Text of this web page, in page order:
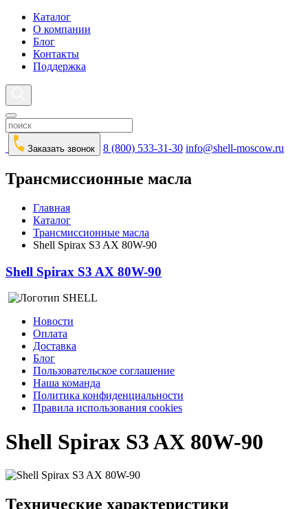
Каталог
О компании
Блог
Контакты
Поддержка
Заказать звонок 8 (800) 533-31-30 info@shell-moscow.ru
Трансмиссионные масла
Главная
Каталог
Трансмиссионные масла
Shell Spirax S3 AX 80W-90
Shell Spirax S3 AX 80W-90
Новости
Оплата
Доставка
Блог
Пользовательское соглашение
Наша команда
Политика конфиденциальности
Правила использования cookies
Shell Spirax S3 AX 80W-90
Технические характеристики